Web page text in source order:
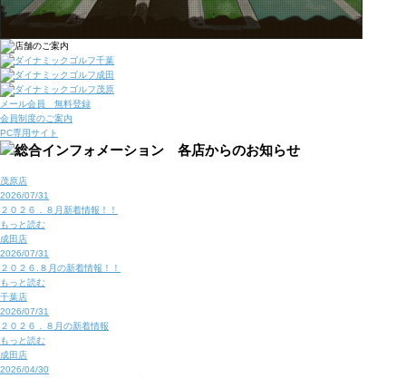
メール会員 無料登録
会員制度のご案内
PC専用サイト
茂原店
2026/07/31
２０２６．８月新着情報！！
もっと読む
成田店
2026/07/31
２０２６.８月の新着情報！！
もっと読む
千葉店
2026/07/31
２０２６．８月の新着情報
もっと読む
成田店
2026/04/30